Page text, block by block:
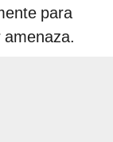
para
amenaza.